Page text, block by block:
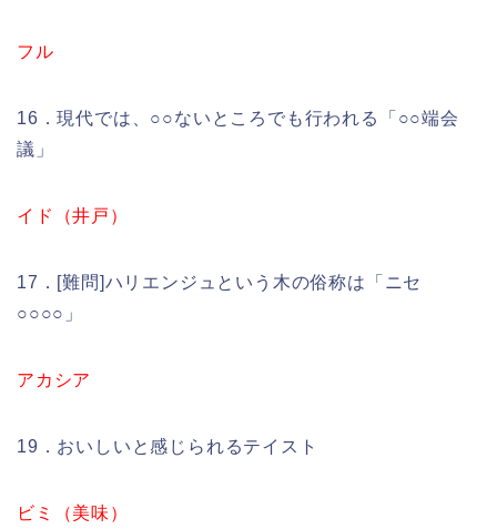
フル
16．現代では、○○ないところでも行われる「○○端会
議」
イド（井戸）
17．[難問]ハリエンジュという木の俗称は「ニセ
○○○○」
アカシア
19．おいしいと感じられるテイスト
ビミ（美味）